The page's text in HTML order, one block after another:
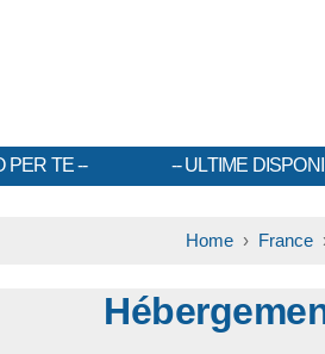
PER TE ULTIME
Home› France